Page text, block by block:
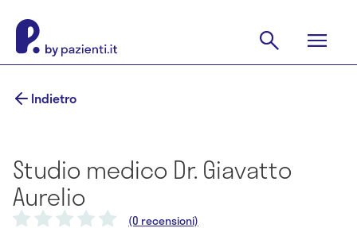
Indietro
Studio medico Dr. Giavatto
Aurelio
(0 recensioni)